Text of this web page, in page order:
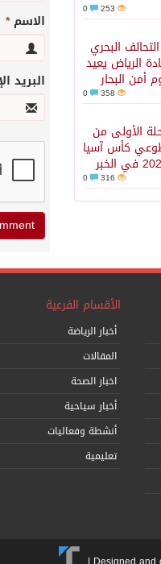
253
البحري
الرياض يعيد
أمن البحار
358
الأولى من
كأس آسيا
316
الاسم*
البريد
الأقسام الفرعية
أخبار الرياضة
المقالات
اخبار الصحة
أخبار سياحية
أنشطة وفعاليات
تعليمية